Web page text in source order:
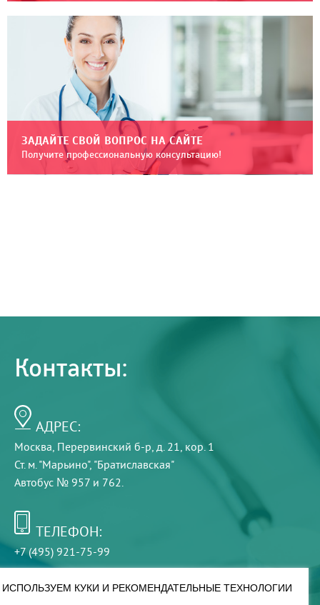
ЗАДАЙТЕ СВОЙ ВОПРОС НА САЙТЕ
Получите профессиональную консультацию!
Контакты:
АДРЕС:
Москва, Перервинский б-р, д. 21, кор. 1
Ст. м. "Марьино", "Братиславская"
Автобус № 957 и 762.
ТЕЛЕФОН:
+7 (495) 921-75-99
ИСПОЛЬЗУЕМ КУКИ И РЕКОМЕНДАТЕЛЬНЫЕ ТЕХНОЛОГИИ